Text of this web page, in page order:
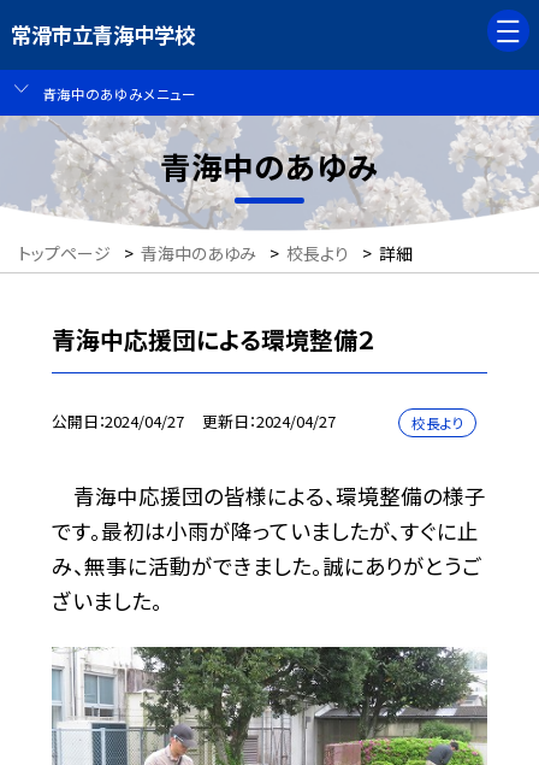
常滑市立青海中学校
青海中のあゆみメニュー
青海中のあゆみ
トップページ > 青海中のあゆみ > 校長より > 詳細
青海中応援団による環境整備２
公開日 2024/04/27 更新日 2024/04/27 校長より
青海中応援団の皆様による、環境整備の様子
です。最初は小雨が降っていましたが、すぐに止
み、無事に活動ができました。誠にありがとうご
ざいました。